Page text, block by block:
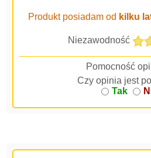
Produkt posiadam od kilku
Niezawodność
Pomocność
Czy opinia jest
Tak